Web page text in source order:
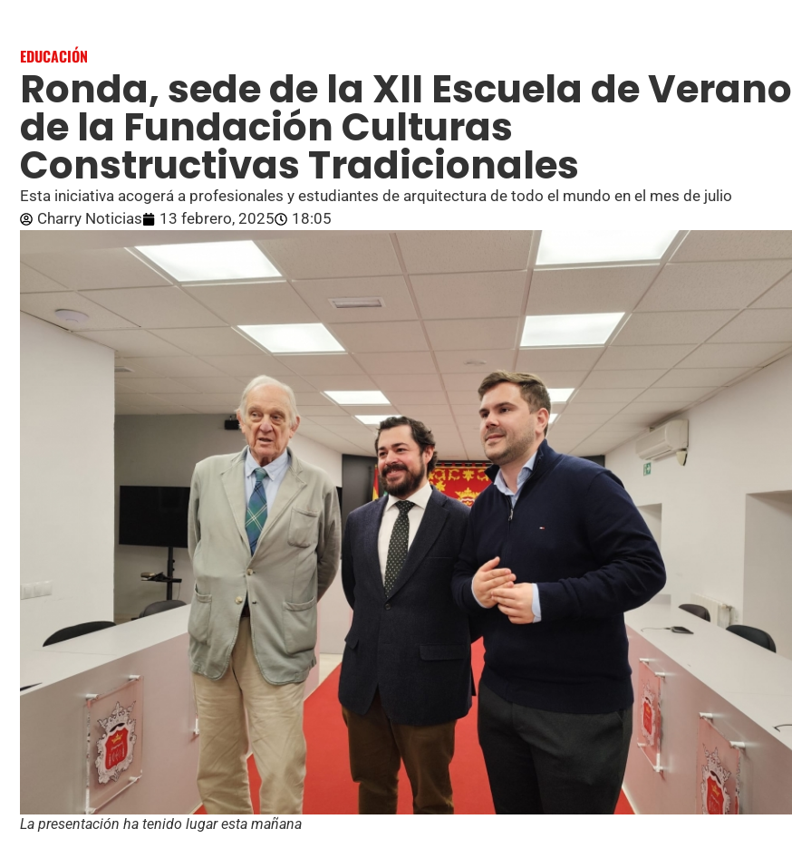
EDUCACIÓN
Ronda, sede de la XII Escuela de Verano
de la Fundación Culturas
Constructivas Tradicionales
Esta iniciativa acogerá a profesionales y estudiantes de arquitectura de todo el mundo en el mes de julio
Charry Noticias
13 febrero, 2025 18:05
La presentación ha tenido lugar esta mañana